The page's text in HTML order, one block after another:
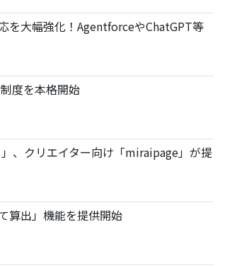
を大幅強化！AgentforceやChatGPT等
度を本格開始
、クリエイター向け「miraipage」が提
算出」機能を提供開始